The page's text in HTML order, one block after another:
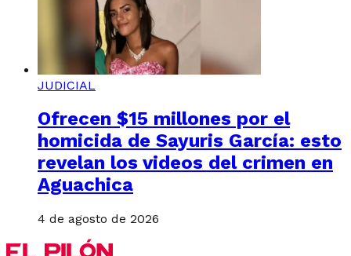
JUDICIAL
Ofrecen $15 millones por el
homicida de Sayuris García: esto
revelan los videos del crimen en
Aguachica
4 de agosto de 2026